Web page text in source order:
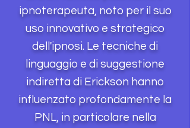
ipnoterapeuta, noto per il suo
uso innovativo e strategico
dell'ipnosi. Le tecniche di
linguaggio e di suggestione
indiretta di Erickson hanno
influenzato profondamente la
PNL, in particolare nella